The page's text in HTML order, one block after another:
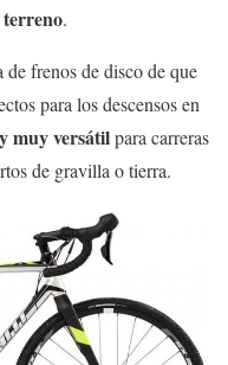
.
frenos de disco de que
para los descensos en
muy versátilpara carreras
de gravilla o tierra.